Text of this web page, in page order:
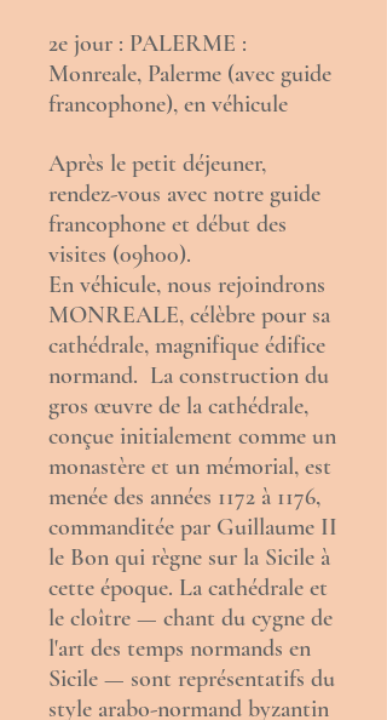
2e jour : PALERME :
Monreale, Palerme (avec guide
francophone), en véhicule
Après le petit déjeuner,
rendez-vous avec notre guide
francophone et début des
visites (09h00).
En véhicule, nous rejoindrons
MONREALE, célèbre pour sa
cathédrale, magnifique édifice
normand. La construction du
gros œuvre de la cathédrale,
conçue initialement comme un
monastère et un mémorial, est
menée des années 1172 à 1176,
commanditée par Guillaume II
le Bon qui règne sur la Sicile à
cette époque. La cathédrale et
le cloître — chant du cygne de
l'art des temps normands en
Sicile — sont représentatifs du
style arabo-normand byzantin